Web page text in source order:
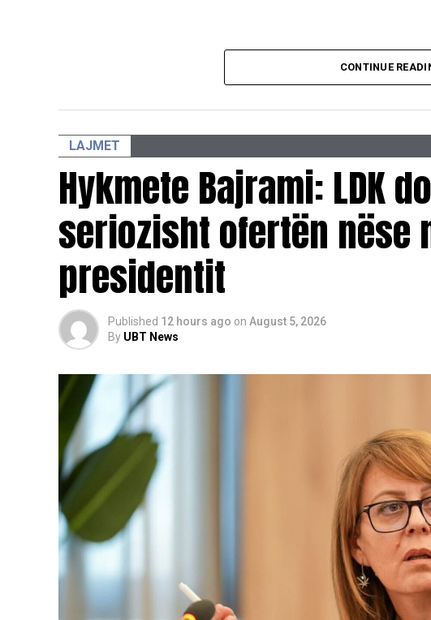
CONTINUE
LAJMET
Hykmete Bajrami: LDK
seriozisht ofertën nëse
presidentit
Published 12 hours ago on August 5, 2026
By UBT News